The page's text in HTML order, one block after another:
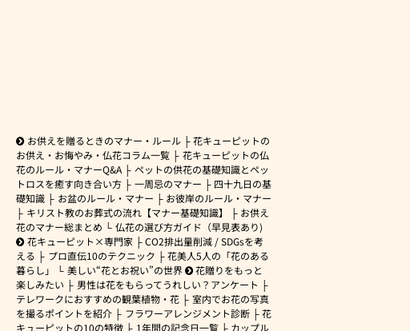
お供えを贈るときのマナー・ルール
花キューピットの
お供え・お悔やみ・仏花コラム一覧
花キューピットの仏
花のルール・マナーQ&A
ペットの供花の基礎知識とペッ
トロスを癒す向き合い方
一周忌のマナー
四十九日の基
礎知識
お盆のルール・マナー
お彼岸のルール・マナー
キリスト教のお葬式の流れ【マナー基礎知識】
お供え
花のマナー総まとめ
仏花の選び方ガイド（早見表あり)
花キューピット×専門家
CO2排出量削減 / SDGsを考
える
プロ直伝10のテクニック
花美人5人の「花のある
暮らし」
美しい“花とお祝い”の世界
花贈りをもっと
楽しみたい
男性は花をもらってうれしい？アンケート
テレワークにおすすめの観葉植物・花
室内でお花の写真
を撮るポイントを紹介
フラワーアレンジメント診断
花
キューピットの10の特徴
1年間の記念日一覧 カップル